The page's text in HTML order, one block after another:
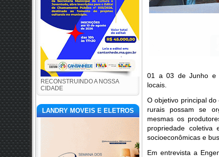
RECONSTRUINDO A NOSSA
CIDADE
LANDRY MOVEIS E ELETROS
01 a 03 de Junho e
locais.
O objetivo principal
rurais possam se
mesmas os
propriedade coletiva
socioeconômicas e
Em entrevista a